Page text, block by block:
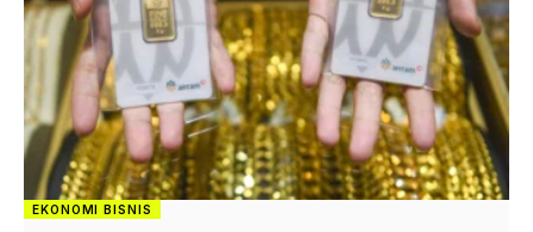
EKONOMI BISNIS